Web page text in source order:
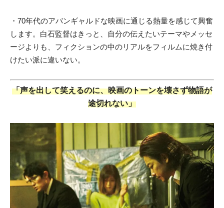
・70年代のアバンギャルドな映画に通じる熱量を感じて興奮
します。白石監督はきっと、自分の伝えたいテーマやメッセ
ージよりも、フィクションの中のリアルをフィルムに焼き付
けたい派に違いない。
「声を出して笑えるのに、映画のトーンを壊さず物語が
途切れない」